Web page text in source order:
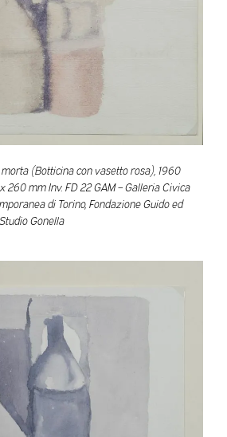
(Botticina con vasetto rosa), 1960
260 mm Inv. FD 22 GAM – Galleria Civica
di Torino, Fondazione Guido ed
Gonella